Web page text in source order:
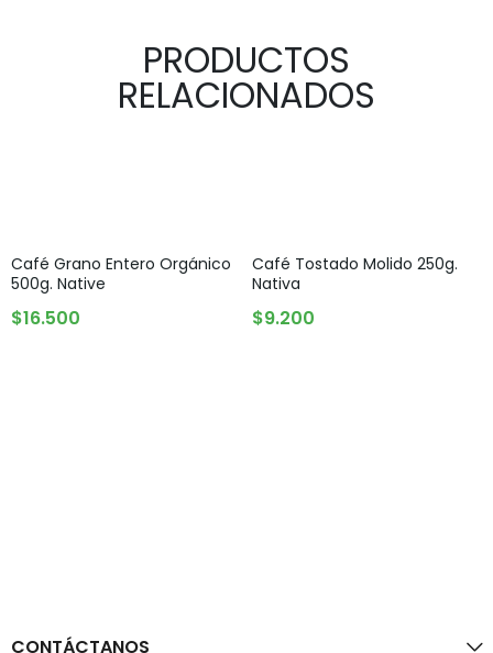
PRODUCTOS
RELACIONADOS
Café Grano Entero Orgánico
500g. Native
$16.500
Café Tostado Molido 250g.
Nativa
$9.200
CONTÁCTANOS